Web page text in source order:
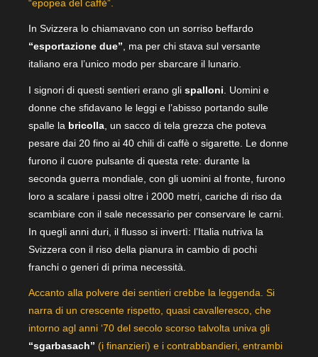
“epopea del caffè”.
In Svizzera lo chiamavano con un sorriso beffardo
“esportazione due”, ma per chi stava sul versante
italiano era l’unico modo per sbarcare il lunario.
I signori di questi sentieri erano gli spalloni . Uomini e
donne che sfidavano le leggi e l’abisso portando sulle
spalle la bricolla , un sacco di tela grezza che poteva
pesare dai 20 fino ai 40 chili di caffè o sigarette. Le donne
furono il cuore pulsante di questa rete: durante la
seconda guerra mondiale, con gli uomini al fronte, furono
loro a scalare i passi oltre i 2000 metri, cariche di riso da
scambiare con il sale necessario per conservare le carni.
In quegli anni duri, il flusso si invertì: l’Italia nutriva la
Svizzera con il riso della pianura in cambio di pochi
franchi o generi di prima necessità.
Accanto alla polvere dei sentieri crebbe la leggenda. Si
narra di un crescente rispetto, quasi cavalleresco, che
intorno agl anni ‘70 del secolo scorso talvolta univa gli
“sgarbasach” (i finanzieri) e i contrabbandieri, entrambi